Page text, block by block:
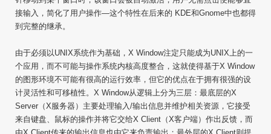
接输入，简化了用户操作—这个特性在后来的 KDE和Gnome中也都得
到完整的继承。
由于必须以UNIX系统作为基础，X Window注定只能成为UNIX上的一
个应用，而不可能与操作系统内核高度整合，这就使得基于X Window
的图形环境不可能有很高的运行效率，但它的优点在于拥有很强的设
计灵活性和可移植性。X Window从逻辑上分为三层：最底层的X
Server（X服务器）主要处理输入/输出信息并维护相关资源，它接受
来自键盘、鼠标的操作并将它交给X Client（X客户端）作出反馈，而